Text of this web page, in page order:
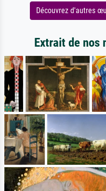
Découvrez d'autres
Extrait de nos